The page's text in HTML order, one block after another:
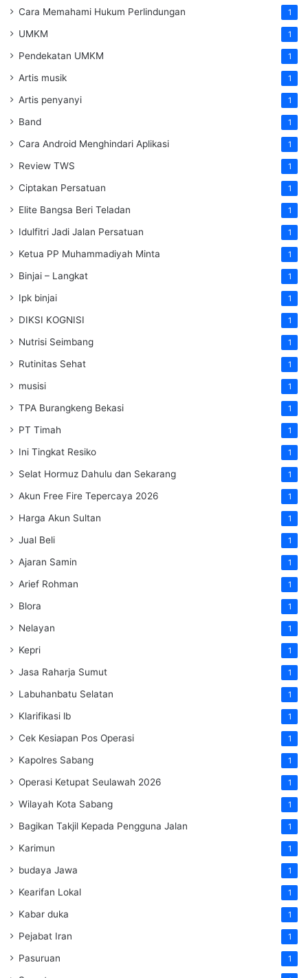
Cara Memahami Hukum Perlindungan 1
UMKM 1
Pendekatan UMKM 1
Artis musik 1
Artis penyanyi 1
Band 1
Cara Android Menghindari Aplikasi 1
Review TWS 1
Ciptakan Persatuan 1
Elite Bangsa Beri Teladan 1
Idulfitri Jadi Jalan Persatuan 1
Ketua PP Muhammadiyah Minta 1
Binjai – Langkat 1
Ipk binjai 1
DIKSI KOGNISI 1
Nutrisi Seimbang 1
Rutinitas Sehat 1
musisi 1
TPA Burangkeng Bekasi 1
PT Timah 1
Ini Tingkat Resiko 1
Selat Hormuz Dahulu dan Sekarang 1
Akun Free Fire Tepercaya 2026 1
Harga Akun Sultan 1
Jual Beli 1
Ajaran Samin 1
Arief Rohman 1
Blora 1
Nelayan 1
Kepri 1
Jasa Raharja Sumut 1
Labuhanbatu Selatan 1
Klarifikasi lb 1
Cek Kesiapan Pos Operasi 1
Kapolres Sabang 1
Operasi Ketupat Seulawah 2026 1
Wilayah Kota Sabang 1
Bagikan Takjil Kepada Pengguna Jalan 1
Karimun 1
budaya Jawa 1
Kearifan Lokal 1
Kabar duka 1
Pejabat Iran 1
Pasuruan 1